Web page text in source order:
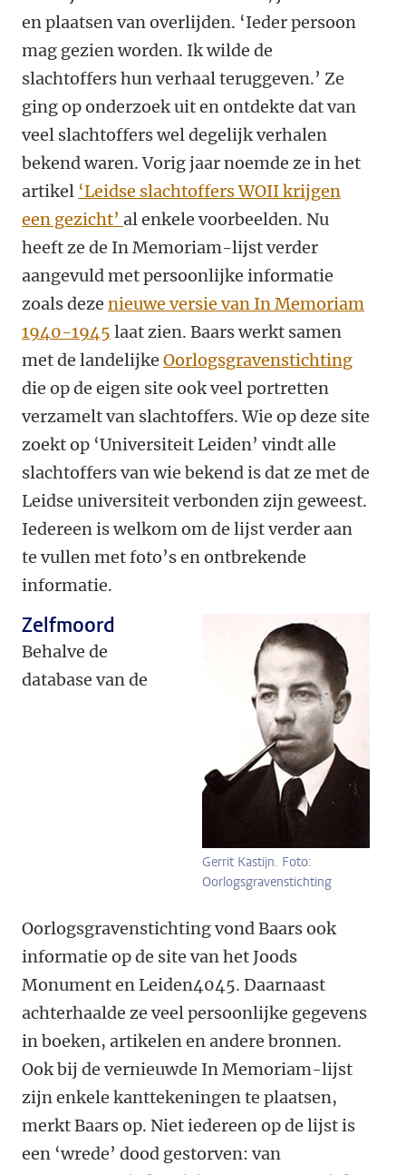
en plaatsen van overlijden. ‘Ieder persoon
mag gezien worden. Ik wilde de
slachtoffers hun verhaal teruggeven.’ Ze
ging op onderzoek uit en ontdekte dat van
veel slachtoffers wel degelijk verhalen
bekend waren. Vorig jaar noemde ze in het
artikel ‘Leidse slachtoffers WOII krijgen
een gezicht’ al enkele voorbeelden. Nu
heeft ze de In Memoriam-lijst verder
aangevuld met persoonlijke informatie
zoals deze nieuwe versie van In Memoriam
1940-1945 laat zien. Baars werkt samen
met de landelijke Oorlogsgravenstichting
die op de eigen site ook veel portretten
verzamelt van slachtoffers. Wie op deze site
zoekt op ‘Universiteit Leiden’ vindt alle
slachtoffers van wie bekend is dat ze met de
Leidse universiteit verbonden zijn geweest.
Iedereen is welkom om de lijst verder aan
te vullen met foto’s en ontbrekende
informatie.
Gerrit Kastijn. Foto:
Oorlogsgravenstichting
Zelfmoord
Behalve de
database van de
Oorlogsgravenstichting vond Baars ook
informatie op de site van het Joods
Monument en Leiden4045. Daarnaast
achterhaalde ze veel persoonlijke gegevens
in boeken, artikelen en andere bronnen.
Ook bij de vernieuwde In Memoriam-lijst
zijn enkele kanttekeningen te plaatsen,
merkt Baars op. Niet iedereen op de lijst is
een ‘wrede’ dood gestorven: van